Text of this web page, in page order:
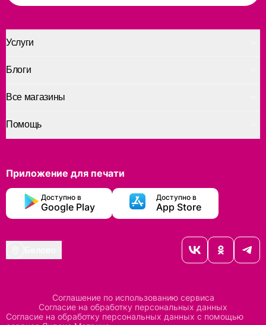
Услуги
Помощь
Блоги
Все магазины
Приложение для печати
Доступно в
Google Play
Доступно в
App Store
Соглашение по использованию сервиса
Согласие на обработку персональных данных
Согласие на обработку персональных данных с помощью